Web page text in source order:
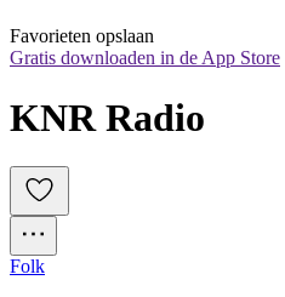
Favorieten opslaan
Gratis downloaden in de App Store
KNR Radio
Folk